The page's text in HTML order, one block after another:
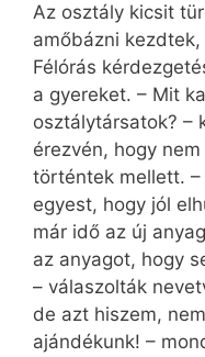
Az osztály kicsit
amőbázni
Félórás
a gyereket. – Mit
osztálytársatok? –
érezvén, hogy
történtek mellett.
egyest, hogy jól
már idő az új
az anyagot, hogy
– válaszolták
de azt hiszem,
ajándékunk! –